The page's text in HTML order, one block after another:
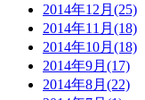
2014年12月(25)
2014年11月(18)
2014年10月(18)
2014年9月(17)
2014年8月(22)